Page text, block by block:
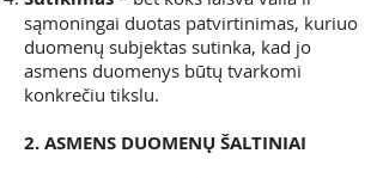
sąmoningai duotas patvirtinimas, kuriuo
duomenų subjektas sutinka, kad jo
asmens duomenys būtų tvarkomi
konkrečiu tikslu.
2. ASMENS DUOMENŲ ŠALTINIAI